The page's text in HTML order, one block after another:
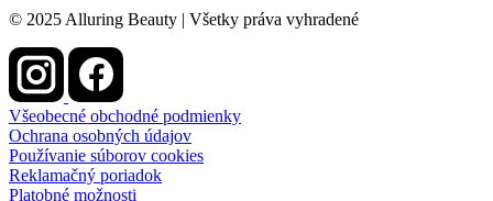
© 2025 Alluring Beauty | Všetky práva vyhradené
Všeobecné obchodné podmienky
Ochrana osobných údajov
Používanie súborov cookies
Reklamačný poriadok
Platobné možnosti